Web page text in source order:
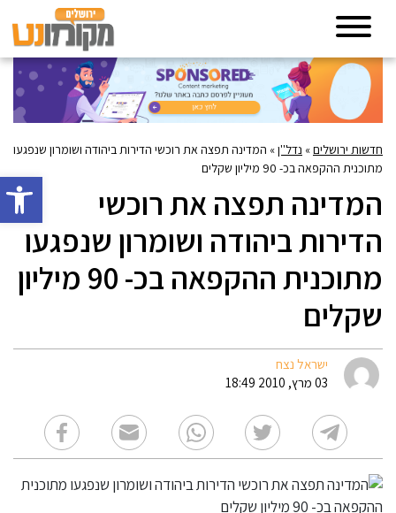
פתח
חדשות ירושלים» נדל''ן» המדינה תפצה את רוכשי הדירות ביהודה ושומרון שנפגעו
מתוכנית ההקפאה בכ- 90 מיליון שקלים
המדינה תפצה את רוכשי
הדירות ביהודה ושומרון שנפגעו
מתוכנית ההקפאה בכ- 90 מיליון
שקלים
ישראל נצח
03 מרץ, 2010 18:49